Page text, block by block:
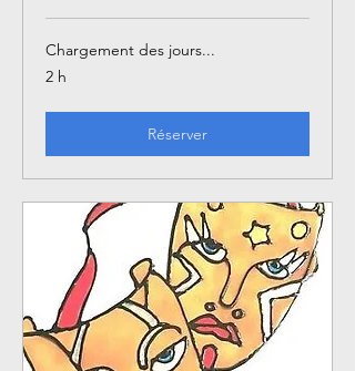
Chargement des jours...
2 h
Réserver